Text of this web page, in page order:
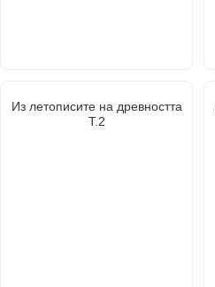
Из летописите на древността
Т.2